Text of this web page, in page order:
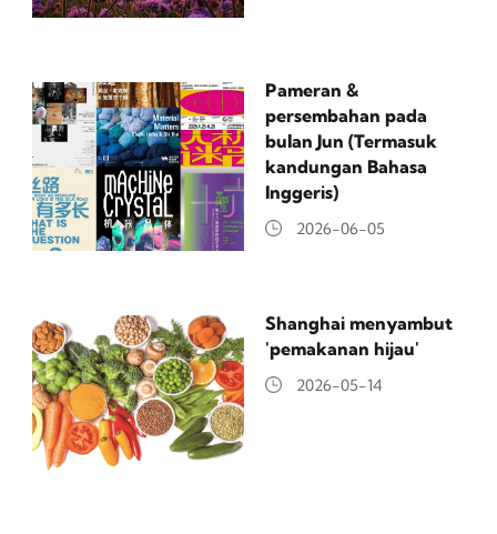
Pameran &
persembahan pada
bulan Jun (Termasuk
kandungan Bahasa
Inggeris)
2026-06-05
Shanghai menyambut
'pemakanan hijau'
2026-05-14